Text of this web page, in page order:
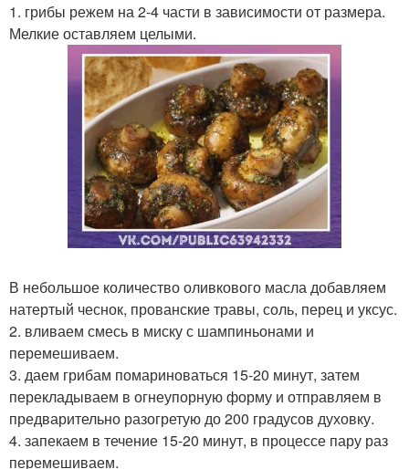
1. грибы режем на 2-4 части в зависимости от размера.
Мелкие оставляем целыми.
В небольшое количество оливкового масла добавляем
натертый чеснок, прованские травы, соль, перец и уксус.
2. вливаем смесь в миску с шампиньонами и
перемешиваем.
3. даем грибам помариноваться 15-20 минут, затем
перекладываем в огнеупорную форму и отправляем в
предварительно разогретую до 200 градусов духовку.
4. запекаем в течение 15-20 минут, в процессе пару раз
перемешиваем.